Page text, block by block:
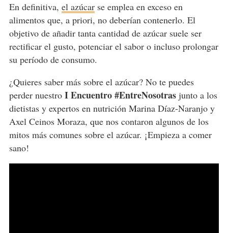
En definitiva, el azúcarse emplea en exceso en
alimentos que, a priori, no deberían contenerlo. El
objetivo de añadir tanta cantidad de azúcar suele ser
rectificar el gusto, potenciar el sabor o incluso prolongar
su período de consumo.
¿Quieres saber más sobre el azúcar? No te puedes
perder nuestro I Encuentro #EntreNosotrasjunto a los
dietistas y expertos en nutrición Marina Díaz-Naranjo y
Axel Ceinos Moraza, que nos contaron algunos de los
mitos más comunes sobre el azúcar. ¡Empieza a comer
sano!